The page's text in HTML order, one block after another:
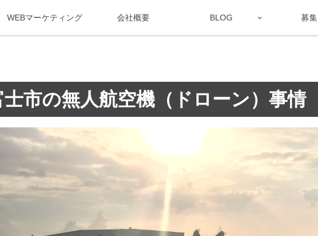
WEBマーケティング 会社概要 BLOG 募集
士市の無人航空機（ドローン）事情